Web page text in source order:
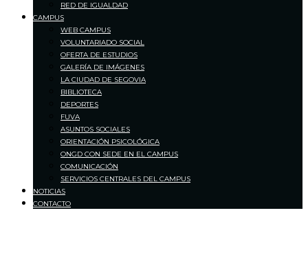
RED DE IGUALDAD
CAMPUS
WEB CAMPUS
VOLUNTARIADO SOCIAL
OFERTA DE ESTUDIOS
GALERÍA DE IMÁGENES
LA CIUDAD DE SEGOVIA
BIBLIOTECA
DEPORTES
FUVA
ASUNTOS SOCIALES
ORIENTACIÓN PSICOLÓGICA
ONGD CON SEDE EN EL CAMPUS
COMUNICACIÓN
SERVICIOS CENTRALES DEL CAMPUS
NOTICIAS
CONTACTO